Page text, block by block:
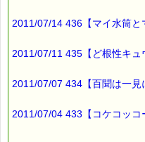
バッチフラワーレメディ・
200円（1等）～50円（3等
当たる確率は（1等：5% 2
※バッチフラワー関連商品
す。
す。
2011/07/14 436【マイ水筒と
2011/07/11 435【ど根性キュ
2011/07/07 434【百聞は一見
2011/07/04 433【コケコッコ